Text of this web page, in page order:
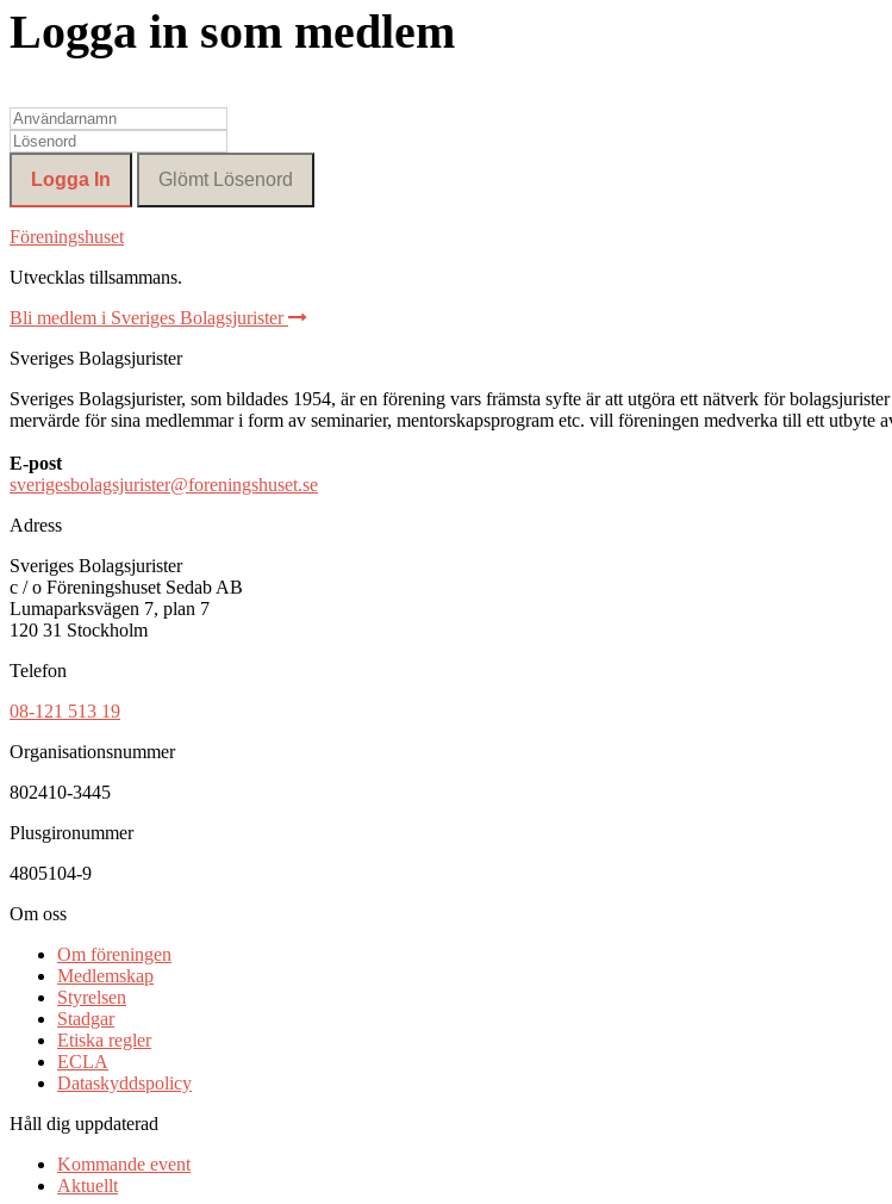
Logga in som medlem
Föreningshuset
Utvecklas tillsammans.
Bli medlem i Sveriges Bolagsjurister
Sveriges Bolagsjurister
Sveriges Bolagsjurister, som bildades 1954, är en förening vars främsta syfte är att utgöra ett nätverk för
mervärde för sina medlemmar i form av seminarier, mentorskapsprogram etc. vill föreningen medverka till ett utbyte
E-post
sverigesbolagsjurister@foreningshuset.se
Adress
Sveriges Bolagsjurister
c / o Föreningshuset Sedab AB
Lumaparksvägen 7, plan 7
120 31 Stockholm
Telefon
08-121 513 19
Organisationsnummer
802410-3445
Plusgironummer
4805104-9
Om oss
Om föreningen
Medlemskap
Styrelsen
Stadgar
Etiska regler
ECLA
Dataskyddspolicy
Håll dig uppdaterad
Kommande event
Aktuellt